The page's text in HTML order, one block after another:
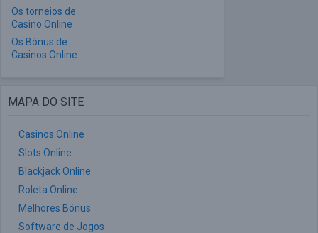
Os torneios de
Casino Online
Os Bónus de
Casinos Online
MAPA DO SITE
Casinos Online
Slots Online
Blackjack Online
Roleta Online
Melhores Bónus
Software de Jogos